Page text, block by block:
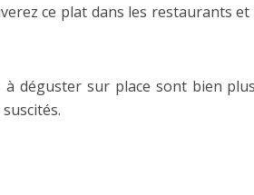
ce plat dans les restaurants
déguster sur place sont bien